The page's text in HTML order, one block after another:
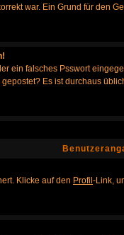
war. Ein Grund für den
ein falsches Psswort
Es ist durchaus
Klicke auf den Profil -Link,